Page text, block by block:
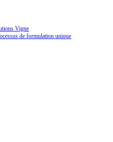
Vigne
de formulation unique